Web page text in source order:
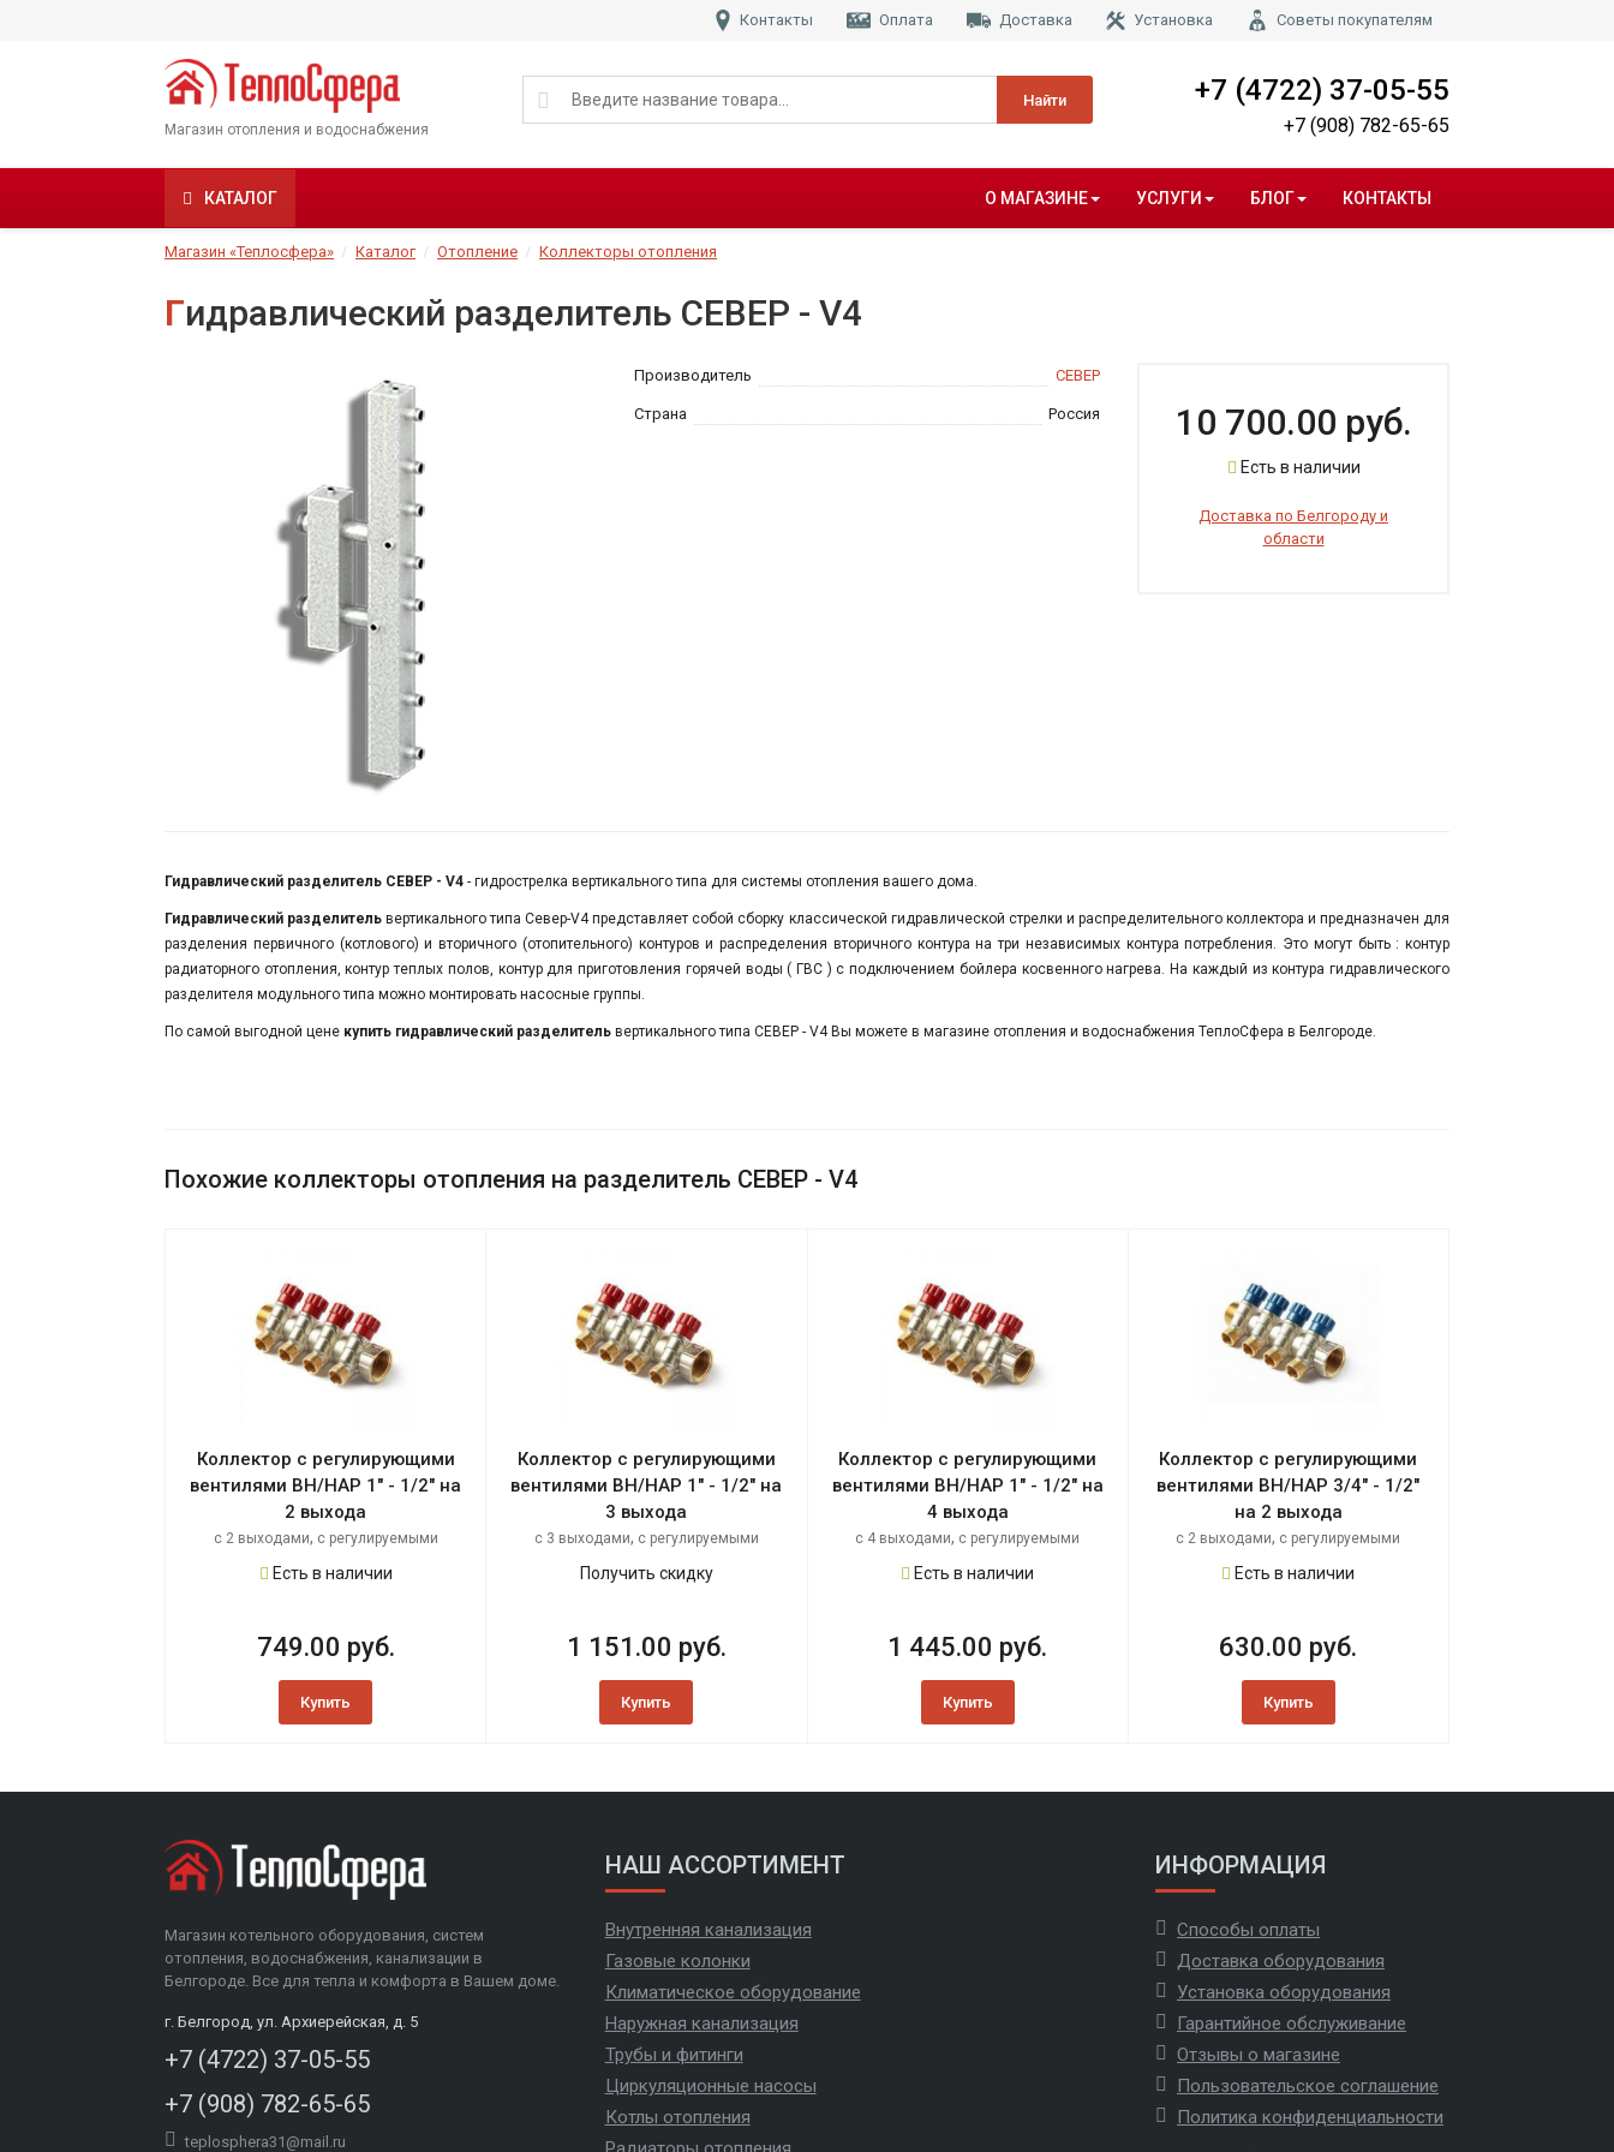
Контакты Оплата Доставка Установка Советы покупателям
Магазин отопления и водоснабжения
Найти +7 (4722) 37-05-55
+7 (908) 782-65-65
КАТАЛОГ КОНТАКТЫ
БЛОГ
УСЛУГИ
О МАГАЗИНЕ
Магазин «Теплосфера» Каталог Отопление Коллекторы отопления
Гидравлический разделитель СЕВЕР - V4
Производитель СЕВЕР
Страна Россия 10 700.00 руб.
Есть в наличии
Доставка по Белгороду и
области
Гидравлический разделитель СЕВЕР - V4 - гидрострелка вертикального типа для системы отопления вашего дома.
Гидравлический разделитель вертикального типа Север-V4 представляет собой сборку классической гидравлической стрелки и распределительного коллектора и предназначен для
разделения первичного (котлового) и вторичного (отопительного) контуров и распределения вторичного контура на три независимых контура потребления. Это могут быть : контур
радиаторного отопления, контур теплых полов, контур для приготовления горячей воды ( ГВС ) с подключением бойлера косвенного нагрева. На каждый из контура гидравлического
разделителя модульного типа можно монтировать насосные группы.
По самой выгодной цене купить гидравлический разделитель вертикального типа СЕВЕР - V4 Вы можете в магазине отопления и водоснабжения ТеплоСфера в Белгороде.
Похожие коллекторы отопления на разделитель СЕВЕР - V4
Коллектор с регулирующими
вентилями ВН/НАР 1" - 1/2" на
2 выхода
с 2 выходами, с регулируемыми
вентилямиЕсть в наличии
749.00 руб.
Купить
Коллектор с регулирующими
вентилями ВН/НАР 1" - 1/2" на
3 выхода
с 3 выходами, с регулируемыми
вентилямиПолучить скидку
1 151.00 руб.
Купить
Коллектор с регулирующими
вентилями ВН/НАР 1" - 1/2" на
4 выхода
с 4 выходами, с регулируемыми
вентилямиЕсть в наличии
1 445.00 руб.
Купить
Коллектор с регулирующими
вентилями ВН/НАР 3/4" - 1/2"
на 2 выхода
с 2 выходами, с регулируемыми
вентилямиЕсть в наличии
630.00 руб.
Купить
Магазин котельного оборудования, систем
отопления, водоснабжения, канализации в
Белгороде. Все для тепла и комфорта в Вашем доме.
г. Белгород, ул. Архиерейская, д. 5
+7 (4722) 37-05-55
+7 (908) 782-65-65
teplosphera31@mail.ru
НАШ АССОРТИМЕНТ
Внутренняя канализация
Газовые колонки
Климатическое оборудование
Наружная канализация
Трубы и фитинги
Циркуляционные насосы
Котлы отопления
ИНФОРМАЦИЯ
Способы оплаты
Доставка оборудования
Установка оборудования
Гарантийное обслуживание
Отзывы о магазине
Пользовательское соглашение
Политика конфиденциальности